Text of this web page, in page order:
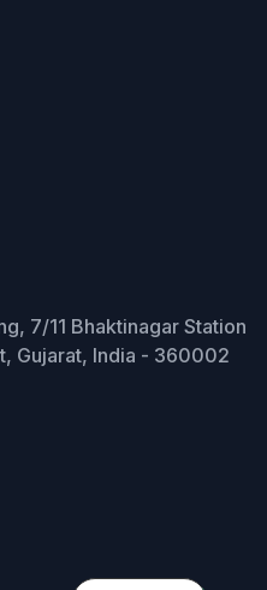
7/11 Bhaktinagar Station
Gujarat, India - 360002